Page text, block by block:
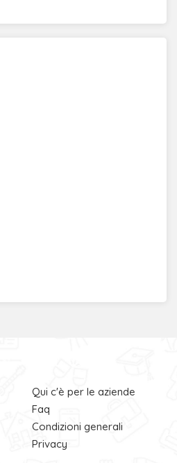
Qui c'è per le aziende
Faq
Condizioni generali
Privacy